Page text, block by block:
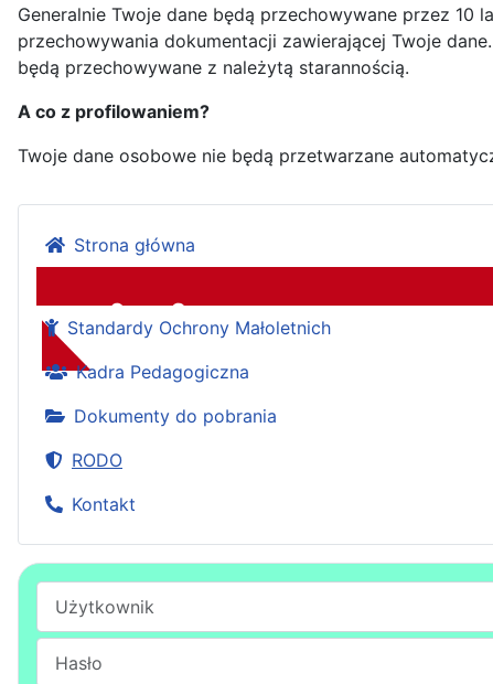
Generalnie Twoje dane będą przechowywane przez
przechowywania dokumentacji zawierającej Twoje
będą przechowywane z należytą starannością.
A co z profilowaniem?
Twoje dane osobowe nie będą przetwarzane
Strona główna
Standardy Ochrony Małoletnich
Kadra Pedagogiczna
Dokumenty do pobrania
RODO
Kontakt